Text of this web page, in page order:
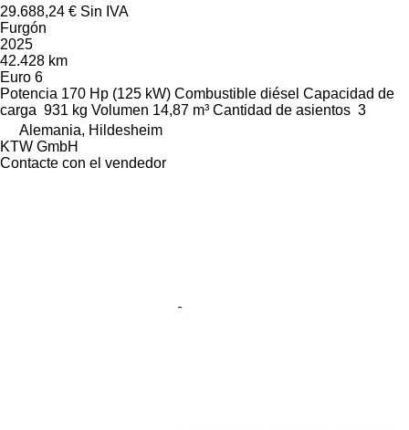
29.688,24 € Sin IVA
Furgón
2025
42.428 km
Euro 6
Potencia 170 Hp (125 kW) Combustible diésel Capacidad de
carga 931 kg Volumen 14,87 m³ Cantidad de asientos 3
Alemania, Hildesheim
KTW GmbH
Contacte con el vendedor